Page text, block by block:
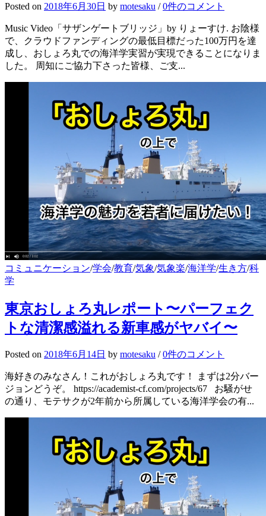
Posted on 2018年6月30日 by motesaku /0件のコメント
Music Video「サザンゲートブリッジ」by りょーすけ. お陰様
で、クラウドファンディングの最低目標だった100万円を達
成し、おしょろ丸での海洋学実習が実現できることになりま
した。 周知にご協力下さった皆様、ご支...
コミュニケーション/学会/教育/気象/気象楽/海洋学/生き方/科
学
東京おしょろ丸レポート〜パーフェク
トな清潔感溢れる新車感がヤバイ〜
Posted on 2018年6月14日 by motesaku /0件のコメント
海好きのみなさん！これがおしょろ丸です！ まずは2分バー
ジョンどうぞ。 https://academist-cf.com/projects/67 お騒がせ
の通り、モテサクが2年前から所属している海洋学会の有...